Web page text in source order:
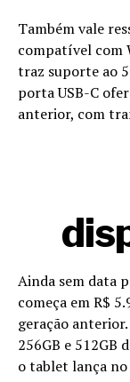
Também vale
compatível com
traz suporte ao
porta USB-C
anterior, com
Ainda sem data
começa em R$
geração
256GB e 512GB
o tablet lança